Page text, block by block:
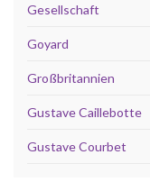
Gesellschaft
Goyard
Großbritannien
Gustave Caillebotte
Gustave Courbet